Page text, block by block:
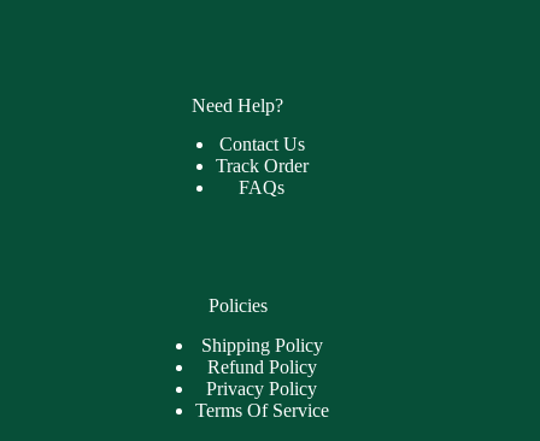
Need Help?
Contact Us
Track Order
FAQs
Policies
Shipping Policy
Refund Policy
Privacy Policy
Terms Of Service